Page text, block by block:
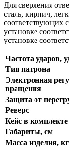
Для сверления
сталь, кирпич,
соответствующих
установке
установке
Частота ударов,
Тип патрона
Электронная
вращения
Защита от
Реверс
Кейс в комплекте
Габариты, см
Масса изделия, кг